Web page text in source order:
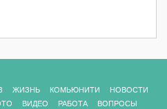
ЖИЗНЬ КОМЬЮНИТИ
НОВОСТИ
ВИДЕО РАБОТА ВОПРОСЫ